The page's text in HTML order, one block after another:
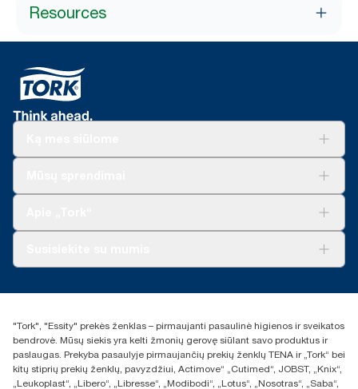
Resources
+370 5 268 3455
UAB Essity Lithuania
Naugarduko g. 98
LT-03160 Vilnius, Lietuva
"Tork", "Essity" prekės ženklas – pirmaujanti pasaulinė higienos ir sveikatos
bendrovė. Mūsų siekis yra kelti žmonių gerovę siūlant savo produktus ir
paslaugas. Prekyba pasaulyje pirmaujančių prekių ženklų TENA ir „Tork“ bei
kitų stiprių prekių ženklų, pavyzdžiui, Actimove“ „Cutimed“, JOBST, „Knix“,
„Leukoplast“, „Libero“, „Libresse“, „Modibodi“, „Lotus“, „Nosotras“, „Saba“,